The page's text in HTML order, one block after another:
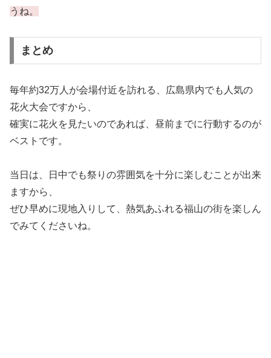
うね。
まとめ
毎年約32万人が会場付近を訪れる、広島県内でも人気の
花火大会ですから、
確実に花火を見たいのであれば、昼前までに行動するのが
ベストです。
当日は、日中でも祭りの雰囲気を十分に楽しむことが出来
ますから、
ぜひ早めに現地入りして、熱気あふれる福山の街を楽しん
でみてくださいね。